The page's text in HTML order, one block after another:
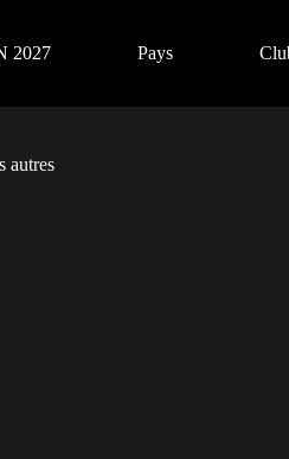
2027 Pays
autres